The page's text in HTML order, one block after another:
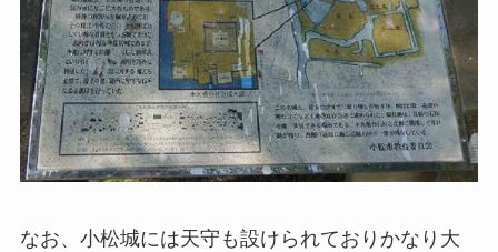
なお、小松城には天守も設けられておりかなり大